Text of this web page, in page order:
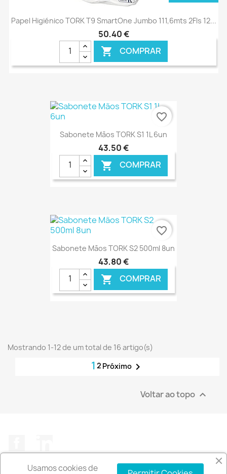
Papel Higiénico TORK T9 SmartOne Jumbo 111,6mts 2Fls 12...
50,40 €
 COMPRAR
Sabonete Mãos TORK S1 1L 6un
43,50 €
 COMPRAR
€ ONLINE
favorite_border
Sabonete Mãos TORK S2 500ml 8un
43,80 €
 COMPRAR
favorite_border
Mostrando 1-12 de um total de 16 artigo(s)
1 2 Próximo
Voltar ao topo 
Usamos cookies de